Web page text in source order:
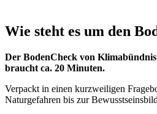
Wie steht es um den
Der BodenCheck von
braucht ca. 20 Minuten.
Verpackt in einen kurzweiligen
Naturgefahren bis zur